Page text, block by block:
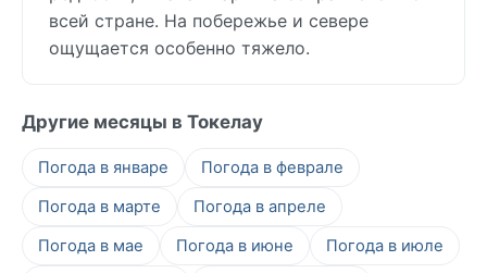
всей стране. На побережье и севере
ощущается особенно тяжело.
Другие месяцы в Токелау
Погода в январе
Погода в феврале
Погода в марте
Погода в апреле
Погода в мае
Погода в июне
Погода в июле